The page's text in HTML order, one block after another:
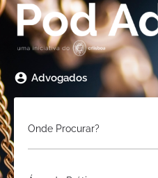
Advogados
Onde Procurar?